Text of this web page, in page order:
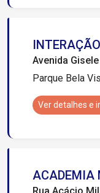
Avenida
Parque Bela
Ver detalhes e
ACADEMIA
Rua Acácio